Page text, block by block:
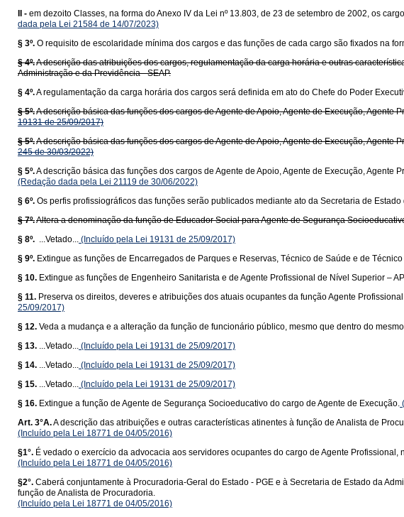
II - em dezoito Classes, na forma do Anexo IV da Lei nº 13.803, de 23 de setembro de 2002, os
dada pela Lei 21584 de 14/07/2023)
§ 3º. O requisito de escolaridade mínima dos cargos e das funções de cada cargo são fixados na
§ 4º.A descrição das atribuições dos cargos, regulamentação da carga horária e outras
Administração e da Previdência - SEAP.
§ 4º.A regulamentação da carga horária dos cargos será definida em ato do Chefe do Poder
§ 5º.A descrição básica das funções dos cargos de Agente de Apoio, Agente de Execução, Agente
19131 de 25/09/2017)
§ 5º.A descrição básica das funções dos cargos de Agente de Apoio, Agente de Execução, Agente
245 de 30/03/2022)
§ 5º.A descrição básica das funções dos cargos de Agente de Apoio, Agente de Execução, Agente
(Redação dada pela Lei 21119 de 30/06/2022)
§ 6º. Os perfis profissiográficos das funções serão publicados mediante ato da Secretaria de
§ 7º.Altera a denominação da função de Educador Social para Agente de Segurança
§ 8º. ...Vetado... (Incluído pela Lei 19131 de 25/09/2017)
§ 9º. Extingue as funções de Encarregados de Parques e Reservas, Técnico de Saúde e de
§ 10. Extingue as funções de Engenheiro Sanitarista e de Agente Profissional de Nível Superior –
§ 11. Preserva os direitos, deveres e atribuições dos atuais ocupantes da função Agente
25/09/2017)
§ 12. Veda a mudança e a alteração da função de funcionário público, mesmo que dentro do
§ 13. ...Vetado... (Incluído pela Lei 19131 de 25/09/2017)
§ 14. ...Vetado... (Incluído pela Lei 19131 de 25/09/2017)
§ 15. ...Vetado... (Incluído pela Lei 19131 de 25/09/2017)
§ 16. Extingue a função de Agente de Segurança Socioeducativo do cargo de Agente de Execução.
Art. 3°A.A descrição das atribuições e outras características atinentes à função de Analista de
(Incluído pela Lei 18771 de 04/05/2016)
§1°. É vedado o exercício da advocacia aos servidores ocupantes do cargo de Agente Profissional,
(Incluído pela Lei 18771 de 04/05/2016)
§2°. Caberá conjuntamente à Procuradoria-Geral do Estado - PGE e à Secretaria de Estado da
função de Analista de Procuradoria.
(Incluído pela Lei 18771 de 04/05/2016)